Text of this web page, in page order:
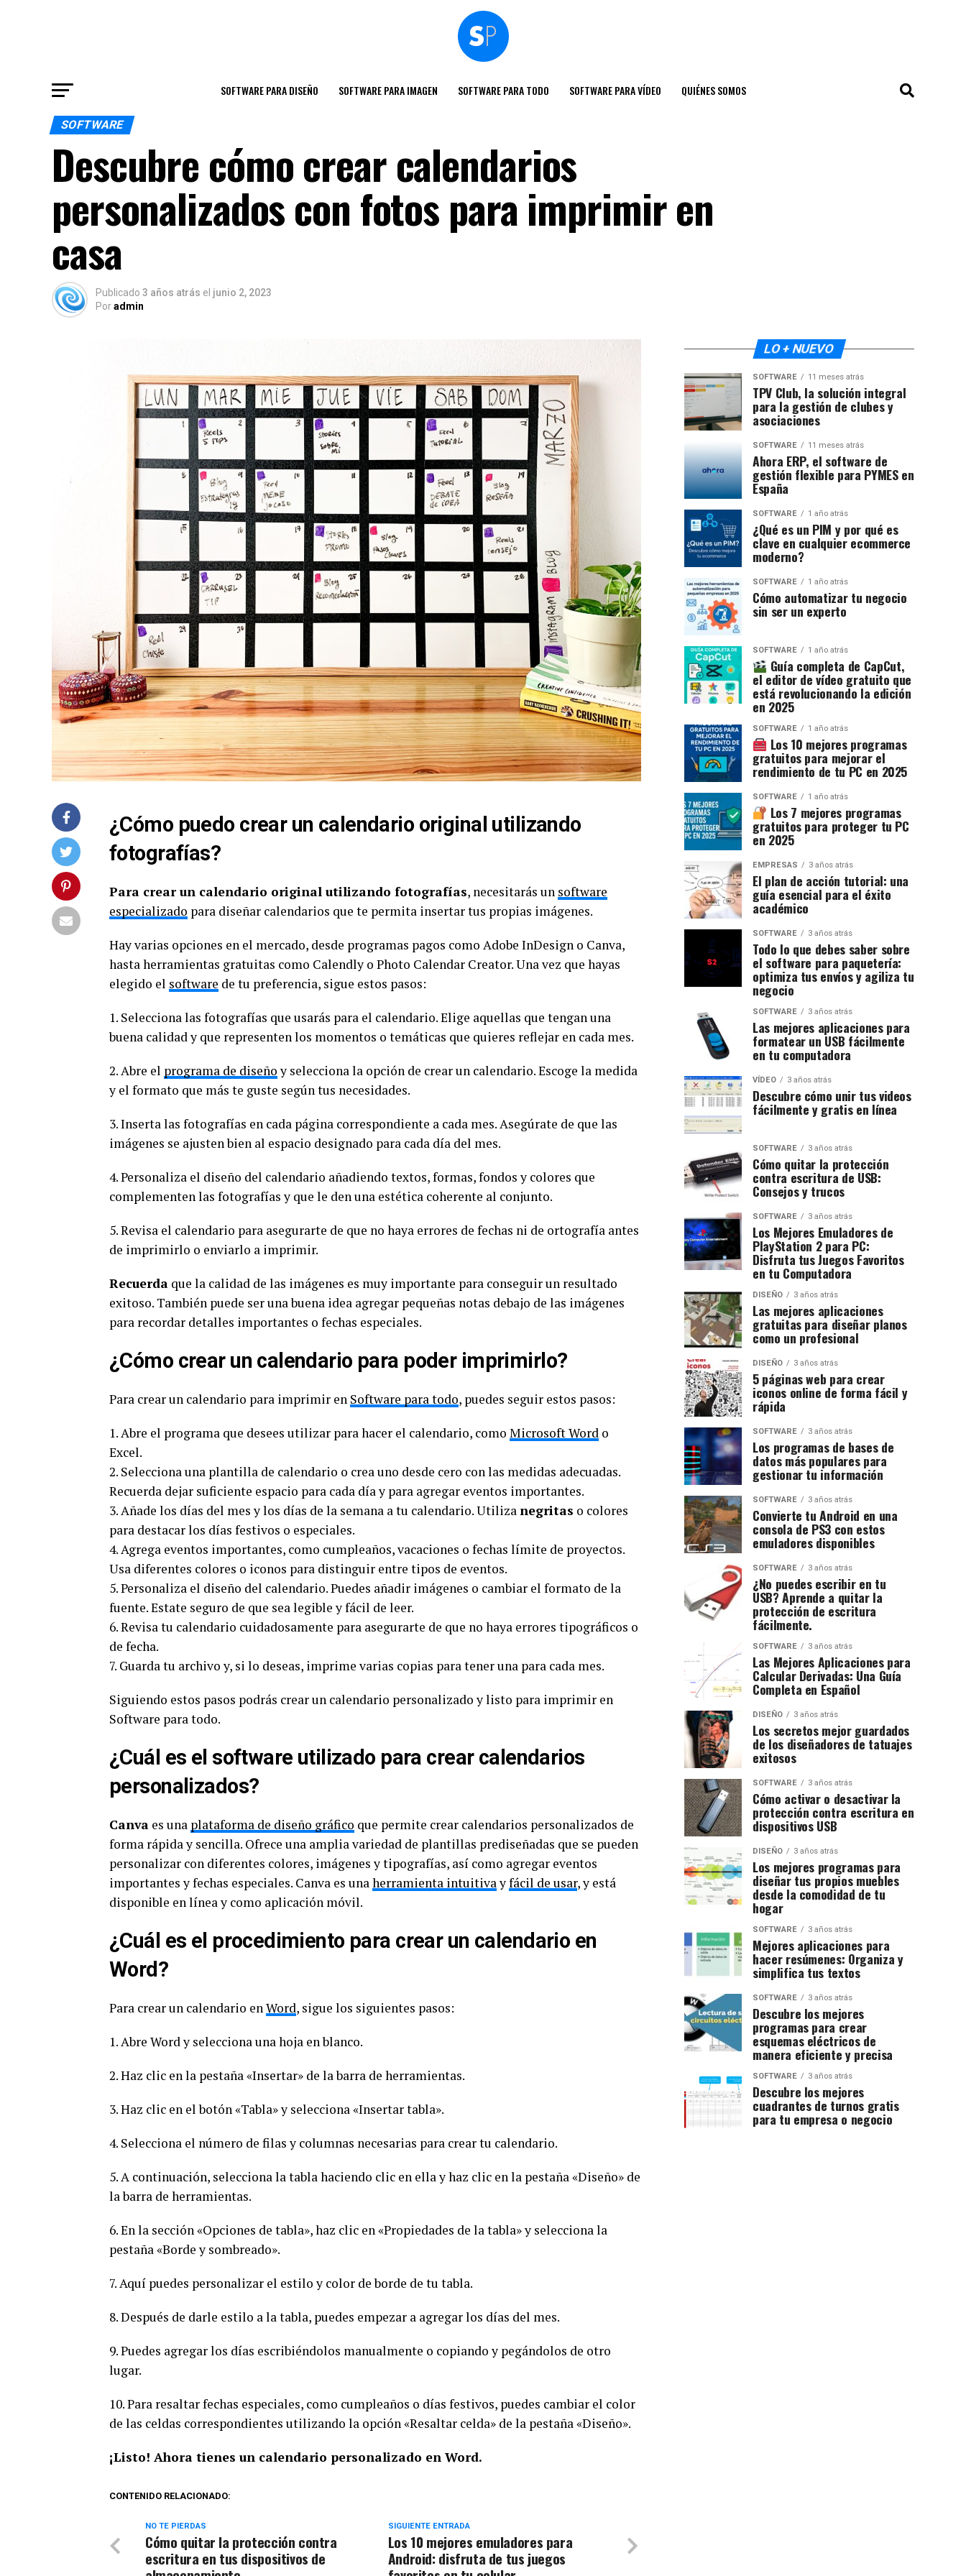
SOFTWARE PARA DISEÑO SOFTWARE PARA IMAGEN SOFTWARE PARA TODO SOFTWARE PARA VÍDEO QUIÉNES SOMOS
SOFTWARE
Descubre cómo crear calendarios
personalizados con fotos para imprimir en
casa
Publicado 3 años atrás el junio 2, 2023
Poradmin
¿Cómo puedo crear un calendario original utilizando
fotografías?
Para crear un calendario original utilizando fotografías, necesitarás un software
especializado para diseñar calendarios que te permita insertar tus propias imágenes.
Hay varias opciones en el mercado, desde programas pagos como Adobe InDesign o Canva,
hasta herramientas gratuitas como Calendly o Photo Calendar Creator. Una vez que hayas
elegido el software de tu preferencia, sigue estos pasos:
1. Selecciona las fotografías que usarás para el calendario. Elige aquellas que tengan una
buena calidad y que representen los momentos o temáticas que quieres reflejar en cada mes.
2. Abre el programa de diseñoy selecciona la opción de crear un calendario. Escoge la medida
y el formato que más te guste según tus necesidades.
3. Inserta las fotografías en cada página correspondiente a cada mes. Asegúrate de que las
imágenes se ajusten bien al espacio designado para cada día del mes.
4. Personaliza el diseño del calendario añadiendo textos, formas, fondos y colores que
complementen las fotografías y que le den una estética coherente al conjunto.
5. Revisa el calendario para asegurarte de que no haya errores de fechas ni de ortografía antes
de imprimirlo o enviarlo a imprimir.
Recuerda que la calidad de las imágenes es muy importante para conseguir un resultado
exitoso. También puede ser una buena idea agregar pequeñas notas debajo de las imágenes
para recordar detalles importantes o fechas especiales.
¿Cómo crear un calendario para poder imprimirlo?
Para crear un calendario para imprimir en Software para todo, puedes seguir estos pasos:
1. Abre el programa que desees utilizar para hacer el calendario, como Microsoft Word o
Excel.
2. Selecciona una plantilla de calendario o crea uno desde cero con las medidas adecuadas.
Recuerda dejar suficiente espacio para cada día y para agregar eventos importantes.
3. Añade los días del mes y los días de la semana a tu calendario. Utilizanegritas o colores
para destacar los días festivos o especiales.
4. Agrega eventos importantes, como cumpleaños, vacaciones o fechas límite de proyectos.
Usa diferentes colores o iconos para distinguir entre tipos de eventos.
5. Personaliza el diseño del calendario. Puedes añadir imágenes o cambiar el formato de la
fuente. Estate seguro de que sea legible y fácil de leer.
6. Revisa tu calendario cuidadosamente para asegurarte de que no haya errores tipográficos o
de fecha.
7. Guarda tu archivo y, si lo deseas, imprime varias copias para tener una para cada mes.
Siguiendo estos pasos podrás crear un calendario personalizado y listo para imprimir en
Software para todo.
¿Cuál es el software utilizado para crear calendarios
personalizados?
Canva es una plataforma de diseño gráfico que permite crear calendarios personalizados de
forma rápida y sencilla. Ofrece una amplia variedad de plantillas prediseñadas que se pueden
personalizar con diferentes colores, imágenes y tipografías, así como agregar eventos
importantes y fechas especiales. Canva es unaherramienta intuitivayfácil de usar, y está
disponible en línea y como aplicación móvil.
¿Cuál es el procedimiento para crear un calendario en
Word?
Para crear un calendario enWord, sigue los siguientes pasos:
1. Abre Word y selecciona una hoja en blanco.
2. Haz clic en la pestaña «Insertar» de la barra de herramientas.
3. Haz clic en el botón «Tabla» y selecciona «Insertar tabla».
4. Selecciona el número de filas y columnas necesarias para crear tu calendario.
5. A continuación, selecciona la tabla haciendo clic en ella y haz clic en la pestaña «Diseño» de
la barra de herramientas.
6. En la sección «Opciones de tabla», haz clic en «Propiedades de la tabla» y selecciona la
pestaña «Borde y sombreado».
7. Aquí puedes personalizar el estilo y color de borde de tu tabla.
8. Después de darle estilo a la tabla, puedes empezar a agregar los días del mes.
9. Puedes agregar los días escribiéndolos manualmente o copiando y pegándolos de otro
lugar.
10. Para resaltar fechas especiales, como cumpleaños o días festivos, puedes cambiar el color
de las celdas correspondientes utilizando la opción «Resaltar celda» de la pestaña «Diseño».
¡Listo! Ahora tienes un calendario personalizado en Word.
CONTENIDO RELACIONADO:
SIGUIENTE ENTRADA
Los 10 mejores emuladores para
Android: disfruta de tus juegos
NO TE PIERDAS
Cómo quitar la protección contra
escritura en tus dispositivos de
LO + NUEVO
SOFTWARE 11 meses atrás
TPV Club, la solución integral
para la gestión de clubes y
asociaciones
SOFTWARE 11 meses atrás
Ahora ERP, el software de
gestión flexible para PYMES en
España
SOFTWARE 1 año atrás
¿Qué es un PIM y por qué es
clave en cualquier ecommerce
moderno?
SOFTWARE 1 año atrás
Cómo automatizar tu negocio
sin ser un experto
SOFTWARE 1 año atrás
Guía completa de CapCut,
el editor de vídeo gratuito que
está revolucionando la edición
en 2025
SOFTWARE 1 año atrás
Los 10 mejores programas
gratuitos para mejorar el
rendimiento de tu PC en 2025
SOFTWARE 1 año atrás
Los 7 mejores programas
gratuitos para proteger tu PC
en 2025
EMPRESAS 3 años atrás
El plan de acción tutorial: una
guía esencial para el éxito
académico
SOFTWARE 3 años atrás
Todo lo que debes saber sobre
el software para paquetería:
optimiza tus envíos y agiliza tu
negocio
SOFTWARE 3 años atrás
Las mejores aplicaciones para
formatear un USB fácilmente
en tu computadora
VÍDEO 3 años atrás
Descubre cómo unir tus videos
fácilmente y gratis en línea
SOFTWARE 3 años atrás
Cómo quitar la protección
contra escritura de USB:
Consejos y trucos
SOFTWARE 3 años atrás
Los Mejores Emuladores de
PlayStation 2 para PC:
Disfruta tus Juegos Favoritos
en tu Computadora
DISEÑO 3 años atrás
Las mejores aplicaciones
gratuitas para diseñar planos
como un profesional
DISEÑO 3 años atrás
5 páginas web para crear
iconos online de forma fácil y
rápida
SOFTWARE 3 años atrás
Los programas de bases de
datos más populares para
gestionar tu información
SOFTWARE 3 años atrás
Convierte tu Android en una
consola de PS3 con estos
emuladores disponibles
SOFTWARE 3 años atrás
¿No puedes escribir en tu
USB? Aprende a quitar la
protección de escritura
fácilmente.
SOFTWARE 3 años atrás
Las Mejores Aplicaciones para
Calcular Derivadas: Una Guía
Completa en Español
DISEÑO 3 años atrás
Los secretos mejor guardados
de los diseñadores de tatuajes
exitosos
SOFTWARE 3 años atrás
Cómo activar o desactivar la
protección contra escritura en
dispositivos USB
DISEÑO 3 años atrás
Los mejores programas para
diseñar tus propios muebles
desde la comodidad de tu
hogar
SOFTWARE 3 años atrás
Mejores aplicaciones para
hacer resúmenes: Organiza y
simplifica tus textos
SOFTWARE 3 años atrás
Descubre los mejores
programas para crear
esquemas eléctricos de
manera eficiente y precisa
SOFTWARE 3 años atrás
Descubre los mejores
cuadrantes de turnos gratis
para tu empresa o negocio